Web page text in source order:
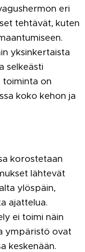
eri
tehtävät, kuten
yksinkertaista
selkeästi
toiminta on
koko kehon ja
korostetaan
lähtevät
ylöspäin,
ajattelua.
ei toimi näin
ympäristö ovat
keskenään.